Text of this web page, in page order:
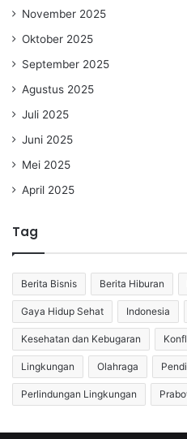
November 2025
Oktober 2025
September 2025
Agustus 2025
Juli 2025
Juni 2025
Mei 2025
April 2025
Tag
Berita Bisnis Berita Hiburan
Gaya Hidup Sehat Indonesia
Kesehatan dan Kebugaran
Lingkungan Olahraga
Perlindungan Lingkungan